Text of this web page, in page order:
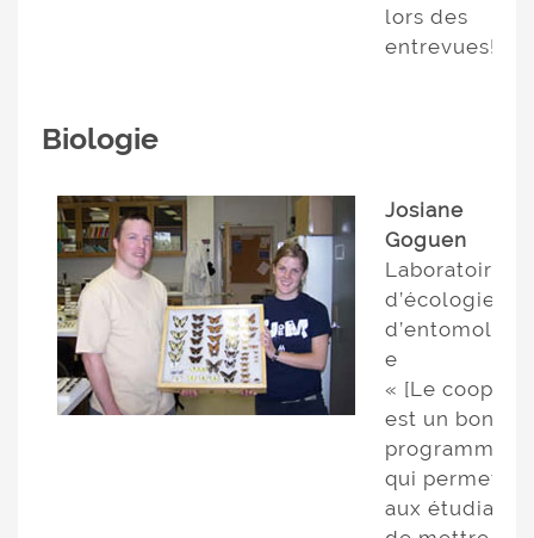
lors des
entrevues! »
Biologie
Josiane
Goguen
Laboratoire
d’écologie et
d’entomologi
e
« [Le coop]
est un bon
programme
qui permet
aux étudiants